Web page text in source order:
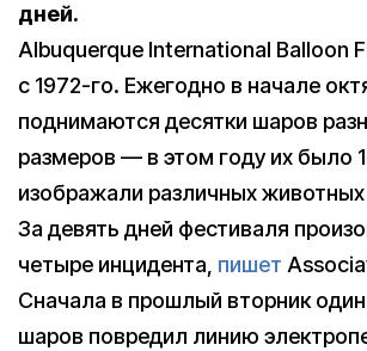
дней.
Albuquerque International Balloon
с 1972-го. Ежегодно в начале
поднимаются десятки шаров
размеров — в этом году их было
изображали различных
За девять дней фестиваля
четыре инцидента, пишет
Сначала в прошлый вторник
шаров повредил линию